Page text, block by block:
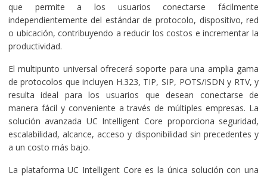
que permite a los usuarios conectarse fácilmente
independientemente del estándar de protocolo, dispositivo, red
o ubicación, contribuyendo a reducir los costos e incrementar la
productividad.
El multipunto universal ofrecerá soporte para una amplia gama
de protocolos que incluyen H.323, TIP, SIP, POTS/ISDN y RTV, y
resulta ideal para los usuarios que desean conectarse de
manera fácil y conveniente a través de múltiples empresas. La
solución avanzada UC Intelligent Core proporciona seguridad,
escalabilidad, alcance, acceso y disponibilidad sin precedentes y
a un costo más bajo.
La plataforma UC Intelligent Core es la única solución con una